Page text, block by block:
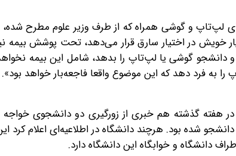
لپ‌تاپ و گوشی همراه که از طرف وزیر علوم مطرح
خویش در اختیار سارق قرار می‌دهد، تحت پوشش
دانشجو گوشی یا لپ‌تاپ را بدهد، شامل این بیمه
به فرد دهد که این موضوع واقعا فاجعه‌بار خواهد بود».
هفته گذشته هم خبری از زورگیری دو دانشجوی
شده بود. هر‌چند‌ دانشگاه در اطلاعیه‌ای اعلام کرد
دانشگاه و خوابگاه‌ این دانشگاه دارد.